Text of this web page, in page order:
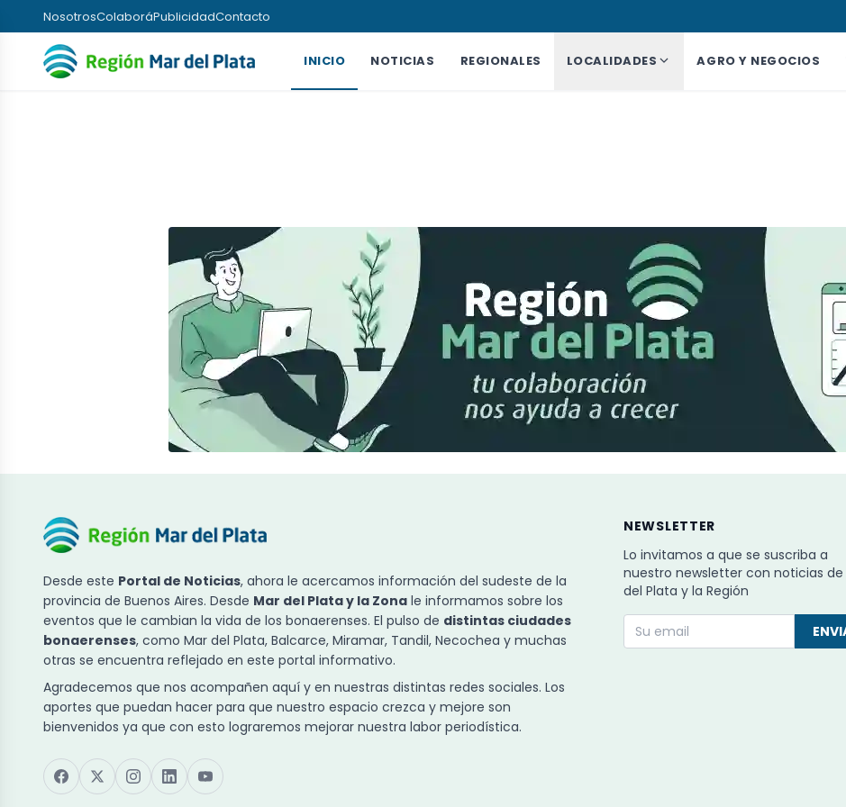
NosotrosColaboráPublicidadContacto
INICIO NOTICIAS REGIONALES LOCALIDADES AGRO Y NEGOCIOS
Desde este Portal de Noticias, ahora le acercamos información del sudeste de la
provincia de Buenos Aires. Desde Mar del Plata y la Zona le informamos sobre los
eventos que le cambian la vida de los bonaerenses. El pulso de distintas ciudades
bonaerenses, como Mar del Plata, Balcarce, Miramar, Tandil, Necochea y muchas
otras se encuentra reflejado en este portal informativo.
Agradecemos que nos acompañen aquí y en nuestras distintas redes sociales. Los
aportes que puedan hacer para que nuestro espacio crezca y mejore son
bienvenidos ya que con esto lograremos mejorar nuestra labor periodística.
NEWSLETTER
Lo invitamos a que se suscriba a
nuestro newsletter con noticias de
del Plata y la Región